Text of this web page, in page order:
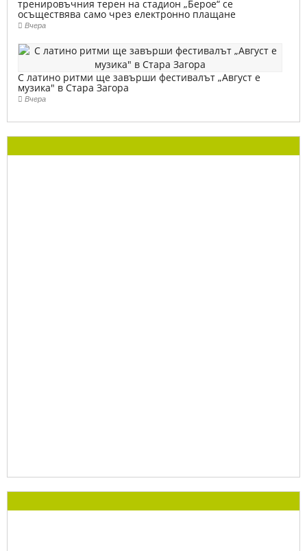
тренировъчния терен на стадион „Берое“ се
осъществява само чрез електронно плащане
Вчера
С латино ритми ще завърши фестивалът „Август е
музика" в Стара Загора
Вчера